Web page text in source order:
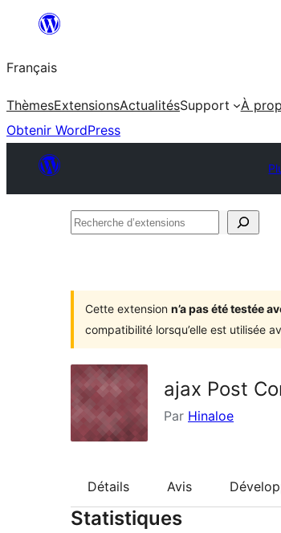
contenu
Français
ThèmesExtensionsActualitésSupport À
Obtenir WordPress
Recherche
Cette extension n’a pas été testée
compatibilité lorsqu’elle est utilisée
ajax Post
Par Hinaloe
Détails Avis
Statistiques